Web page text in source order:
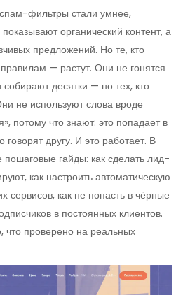
фильтры стали умнее,
органический контент, а
предложений. Но те, кто
— растут. Они не гонятся
десятки — но тех, кто
не используют слова вроде
потому что знают: это попадает в
другу. И это работает. В
гайды: как сделать лид-
как настроить автоматическую
сервисов, как не попасть в чёрные
в постоянных клиентов.
что проверено на реальных